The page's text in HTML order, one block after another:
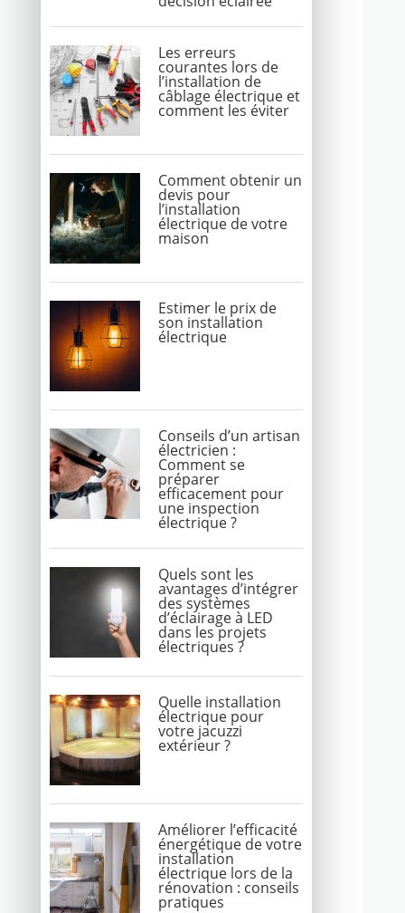
Les erreurs
courantes lors de
l’installation de
câblage électrique et
comment les éviter
Comment obtenir un
devis pour
l’installation
électrique de votre
maison
Estimer le prix de
son installation
électrique
Conseils d’un artisan
électricien :
Comment se
préparer
efficacement pour
une inspection
électrique ?
Quels sont les
avantages d’intégrer
des systèmes
d’éclairage à LED
dans les projets
électriques ?
Quelle installation
électrique pour
votre jacuzzi
extérieur ?
Améliorer l’efficacité
énergétique de votre
installation
électrique lors de la
rénovation : conseils
pratiques